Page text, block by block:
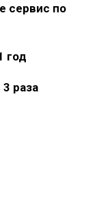
сервис по
год
раза